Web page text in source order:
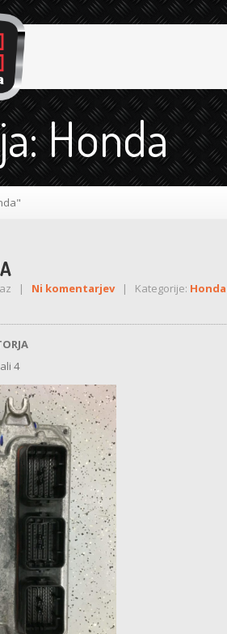
Honda
| Ni komentarjev| Kategorije: Honda
4